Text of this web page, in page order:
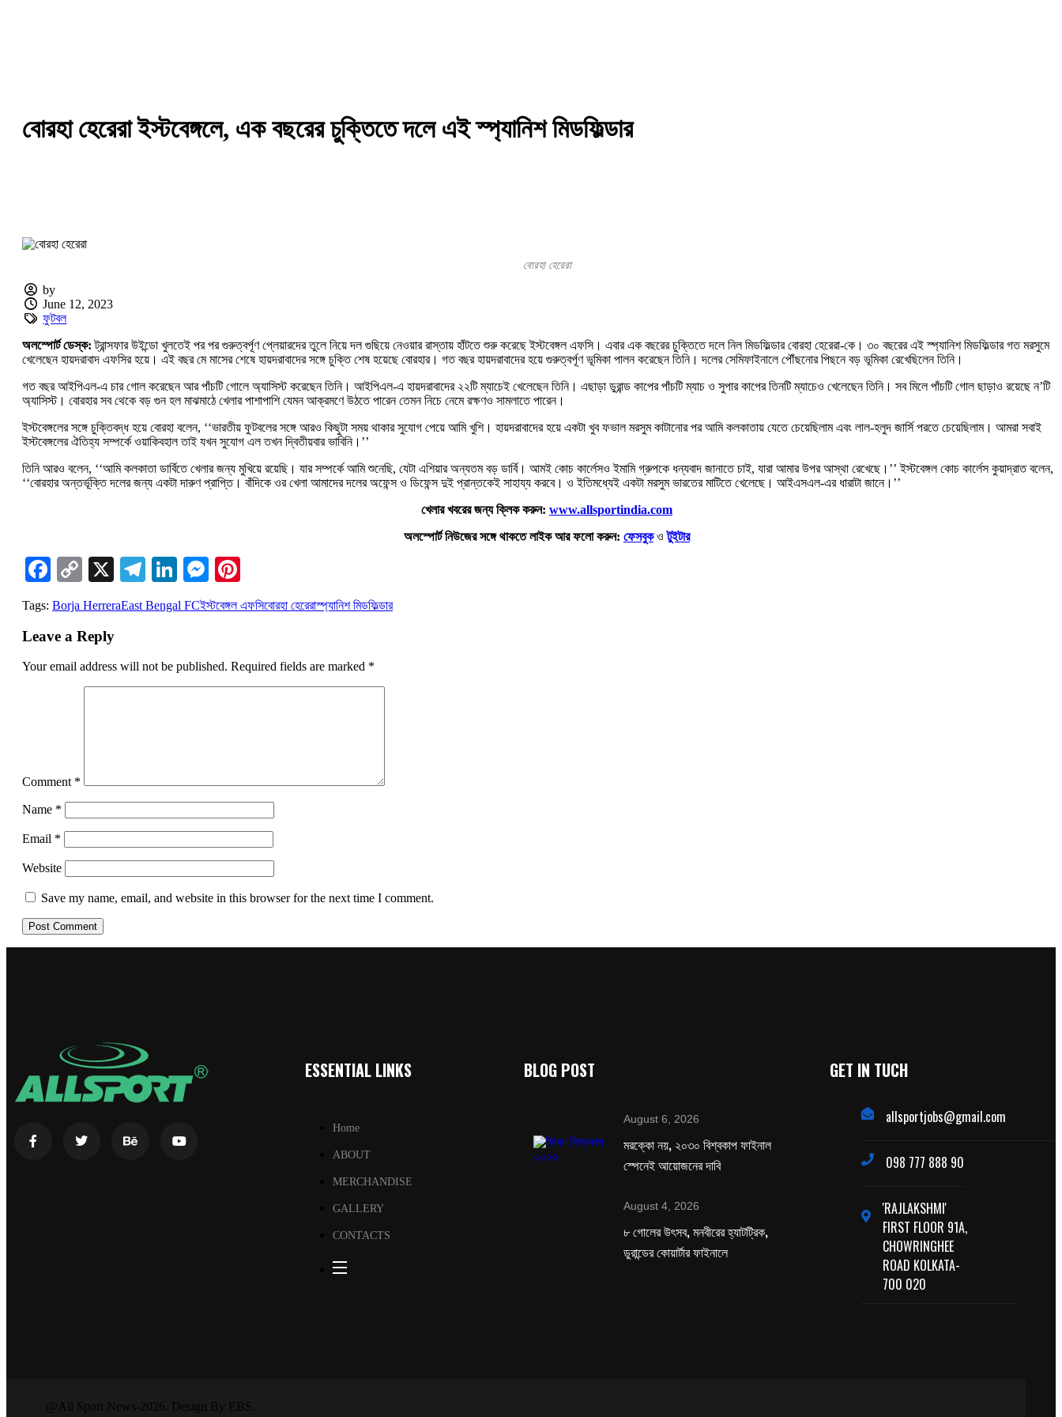
বোরহা হেরেরা ইস্টবেঙ্গলে, এক বছরের চুক্তিতে দলে এই স্প্যানিশ মিডফিল্ডার
বোরহা হেরেরা
by
June 12, 2023
ফুটবল
অলস্পোর্ট ডেস্ক: ট্রান্সফার উইন্ডো খুলতেই পর পর গুরুত্বর্পূণ প্লেয়ারদের তুলে নিয়ে দল গুছিয়ে নেওয়ার রাস্তায় হাঁটতে শুরু করেছে ইস্টবেঙ্গল এফসি। এবার এক বছরের চুক্তিতে দলে নিল মিডফিল্ডার বোরহা হেরেরা-কে। ৩০ বছরের এই স্প্যানিশ মিডফিল্ডার গত মরসুমে
খেলেছেন হায়দরাবাদ এফসির হয়ে। এই বছর মে মাসের শেষে হায়দরাবাদের সঙ্গে চুক্তি শেষ হয়েছে বোরহার। গত বছর হায়দরাবাদের হয়ে গুরুত্বর্পূণ ভূমিকা পালন করেছেন তিনি। দলের সেমিফাইনালে পৌঁছনোর পিছনে বড় ভূমিকা রেখেছিলেন তিনি।
গত বছর আইপিএল-এ চার গোল করেছেন আর পাঁচটি গোলে অ্যাসিস্ট করেছেন তিনি। আইপিএল-এ হায়দরাবাদের ২২টি ম্যাচেই খেলেছেন তিনি। এছাড়া ডুরান্ড কাপের পাঁচটি ম্যাচ ও সুপার কাপের তিনটি ম্যাচেও খেলেছেন তিনি। সব মিলে পাঁচটি গোল ছাড়াও রয়েছে ন’টি
অ্যাসিস্ট। বোরহার সব থেকে বড় গুন হল মাঝমাঠে খেলার পাশাপাশি যেমন আক্রমণে উঠতে পারেন তেমন নিচে নেমে রক্ষণও সামলাতে পারেন।
ইস্টবেঙ্গলের সঙ্গে চুক্তিবদ্ধ হয়ে বোরহা বলেন, ‘‘ভারতীয় ফুটবলের সঙ্গে আরও কিছুটা সময় থাকার সুযোগ পেয়ে আমি খুশি। হায়দরাবাদের হয়ে একটা খুব ফভাল মরসুম কাটানোর পর আমি কলকাতায় যেতে চেয়েছিলাম এবং লাল-হলুদ জার্সি পরতে চেয়েছিলাম। আমরা সবাই
ইস্টবেঙ্গলের ঐতিহ্য সম্পর্কে ওয়াকিবহাল তাই যখন সুযোগ এল তখন দ্বিতীয়বার ভাবিনি।’’
তিনি আরও বলেন, ‘‘আমি কলকাতা ডার্বিতে খেলার জন্য মুখিয়ে রয়েছি। যার সম্পর্কে আমি শুনেছি, যেটা এশিয়ার অন্যতম বড় ডার্বি। আমই কোচ কার্লেসও ইমামি গ্রুপকে ধন্যবাদ জানাতে চাই, যারা আমার উপর আস্থা রেখেছে।’’ ইস্টবেঙ্গল কোচ কার্লেস কুয়াদ্রাত বলেন,
‘‘বোরহার অন্তর্ভূক্তি দলের জন্য একটা দারুণ প্রাপ্তি। বাঁদিকে ওর খেলা আমাদের দলের অফেন্স ও ডিফেন্স দুই প্রান্তকেই সাহায্য করবে। ও ইতিমধ্যেই একটা মরসুম ভারতের মাটিতে খেলেছে। আইএসএল-এর ধারাটা জানে।’’
খেলার খবরের জন্য ক্লিক করুন: www.allsportindia.com
অলস্পোর্ট নিউজের সঙ্গে থাকতে লাইক আর ফলো করুন: ফেসবুকওটুইটার
Facebook
Copy
Link
X Telegram
LinkedIn
Messenger
Tags: Borja HerreraEast Bengal FCইস্টবেঙ্গল এফসিবোরহা হেরেরাস্প্যানিশ মিডফিল্ডার
Leave a Reply
Your email address will not be published. Required fields are marked *
Comment *
Name *
Email *
Website
Save my name, email, and website in this browser for the next time I comment.
ESSENTIAL LINKS
Home
ABOUT
MERCHANDISE
GALLERY
CONTACTS
BLOG POST
August 6, 2026
মরক্কো নয়, ২০৩০ বিশ্বকাপ ফাইনাল
স্পেনেই আয়োজনের দাবি
August 4, 2026
৮ গোলের উৎসব, মনবীরের হ্যাটট্রিক,
ডুরান্ডের কোয়ার্টার ফাইনালে
GET IN TUCH
allsportjobs@gmail.com
098 777 888 90
'RAJLAKSHMI'
FIRST FLOOR 91A,
CHOWRINGHEE
ROAD KOLKATA-
700 020
@All Sport News-2026. Design By EBS.